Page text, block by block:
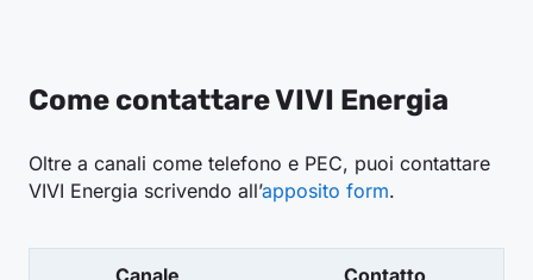
Come contattare VIVI Energia
Oltre a canali come telefono e PEC, puoi contattare
VIVI Energia scrivendo all’apposito form.